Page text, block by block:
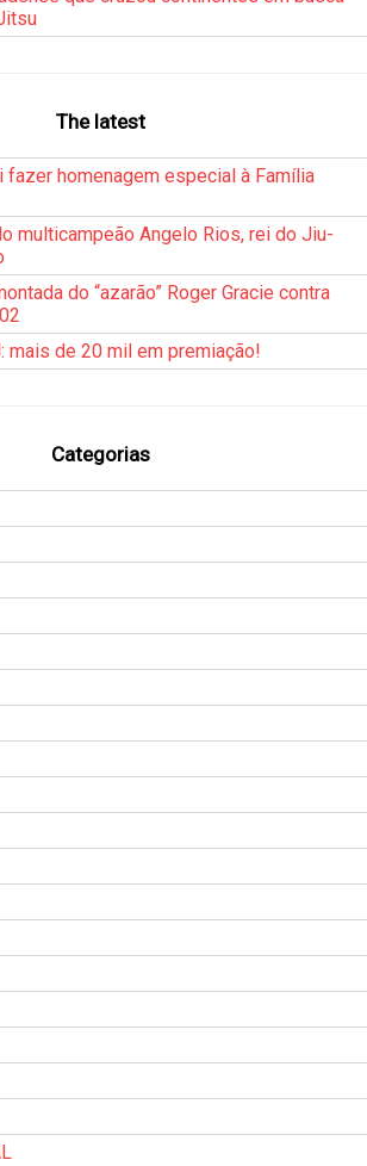
The latest
fazer homenagem especial à Família
multicampeão Angelo Rios, rei do Jiu-
do “azarão” Roger Gracie contra
mais de 20 mil em premiação!
Categorias